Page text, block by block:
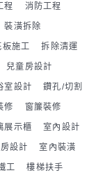
程 消防工程
裝潢拆除
施工 拆除清運
兒童房設計
室設計 鑽孔/切割
修 窗簾裝修
展示櫃 室內設計
設計 室內裝潢
工 樓梯扶手